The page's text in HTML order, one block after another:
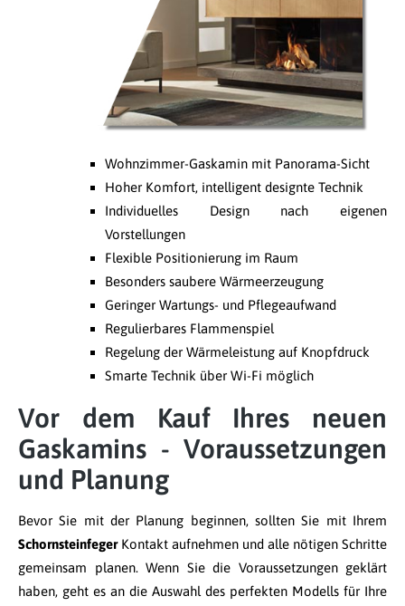
Wohnzimmer-Gaskamin mit Panorama-Sicht
Hoher Komfort, intelligent designte Technik
Individuelles Design nach eigenen
Vorstellungen
Flexible Positionierung im Raum
Besonders saubere Wärmeerzeugung
Geringer Wartungs- und Pflegeaufwand
Regulierbares Flammenspiel
Regelung der Wärmeleistung auf Knopfdruck
Smarte Technik über Wi-Fi möglich
Vor dem Kauf Ihres neuen
Gaskamins - Voraussetzungen
und Planung
Bevor Sie mit der Planung beginnen, sollten Sie mit Ihrem
SchornsteinfegerKontakt aufnehmen und alle nötigen Schritte
gemeinsam planen. Wenn Sie die Voraussetzungen geklärt
haben, geht es an die Auswahl des perfekten Modells für Ihre